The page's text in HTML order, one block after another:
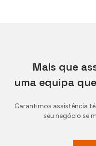
Mais que
uma equipa
Garantimos assistência
seu negócio se